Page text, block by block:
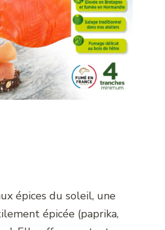
épices du soleil, une
épicée (paprika,